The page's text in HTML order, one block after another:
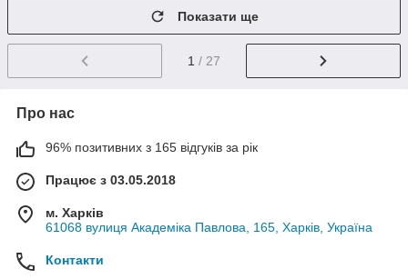
Показати ще
1 / 27
Про нас
96% позитивних з 165 відгуків за рік
Працює з 03.05.2018
м. Харків
61068 вулиця Академіка Павлова, 165, Харків, Україна
Контакти